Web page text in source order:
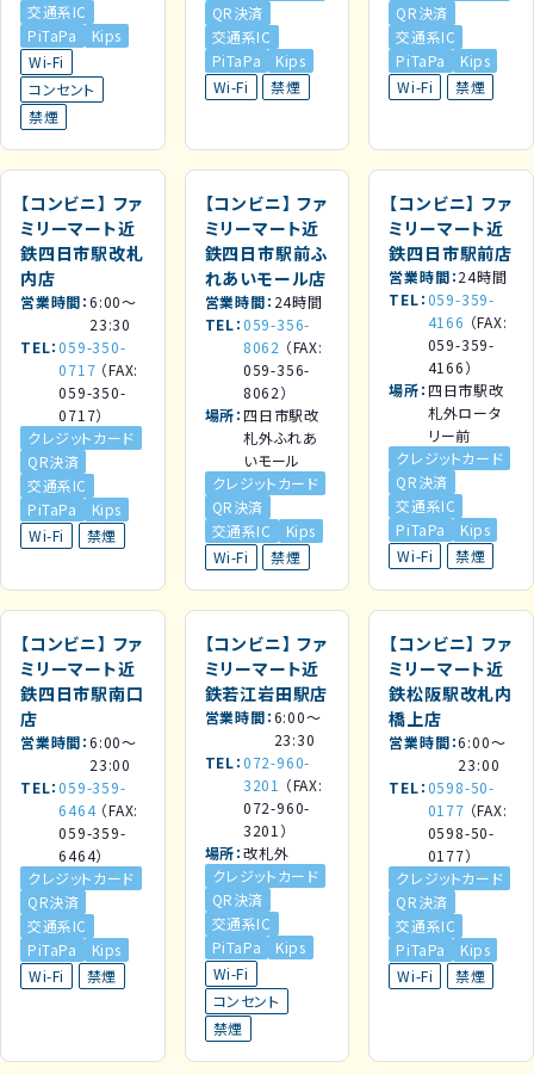
交通系IC
PiTaPa
Kips
Wi-Fi
コンセント
禁煙
QR決済
交通系IC
PiTaPa
Kips
Wi-Fi
禁煙
QR決済
交通系IC
PiTaPa
Kips
Wi-Fi
禁煙
【コンビニ】 ファ
ミリーマート近
鉄四日市駅改札
内店
営業時間 6:00～
23:30
TEL 059-350-
0717 （FAX:
059-350-
0717）
クレジットカード
QR決済
交通系IC
PiTaPa
Kips
Wi-Fi
禁煙
【コンビニ】 ファ
ミリーマート近
鉄四日市駅前ふ
れあいモール店
営業時間 24時間
TEL 059-356-
8062 （FAX:
059-356-
8062）
場所 四日市駅改
札外ふれあ
いモール
クレジットカード
QR決済
交通系IC
Kips
Wi-Fi
禁煙
【コンビニ】 ファ
ミリーマート近
鉄四日市駅前店
営業時間 24時間
TEL 059-359-
4166 （FAX:
059-359-
4166）
場所 四日市駅改
札外ロータ
リー前
クレジットカード
QR決済
交通系IC
PiTaPa
Kips
Wi-Fi
禁煙
【コンビニ】 ファ
ミリーマート近
鉄四日市駅南口
店
営業時間 6:00～
23:00
TEL 059-359-
6464 （FAX:
059-359-
6464）
クレジットカード
QR決済
交通系IC
PiTaPa
Kips
Wi-Fi
禁煙
【コンビニ】 ファ
ミリーマート近
鉄若江岩田駅店
営業時間 6:00～
23:30
TEL 072-960-
3201 （FAX:
072-960-
3201）
場所 改札外
クレジットカード
QR決済
交通系IC
PiTaPa
Kips
Wi-Fi
コンセント
禁煙
【コンビニ】 ファ
ミリーマート近
鉄松阪駅改札内
橋上店
営業時間 6:00～
23:00
TEL 0598-50-
0177 （FAX:
0598-50-
0177）
クレジットカード
QR決済
交通系IC
PiTaPa
Kips
Wi-Fi
禁煙